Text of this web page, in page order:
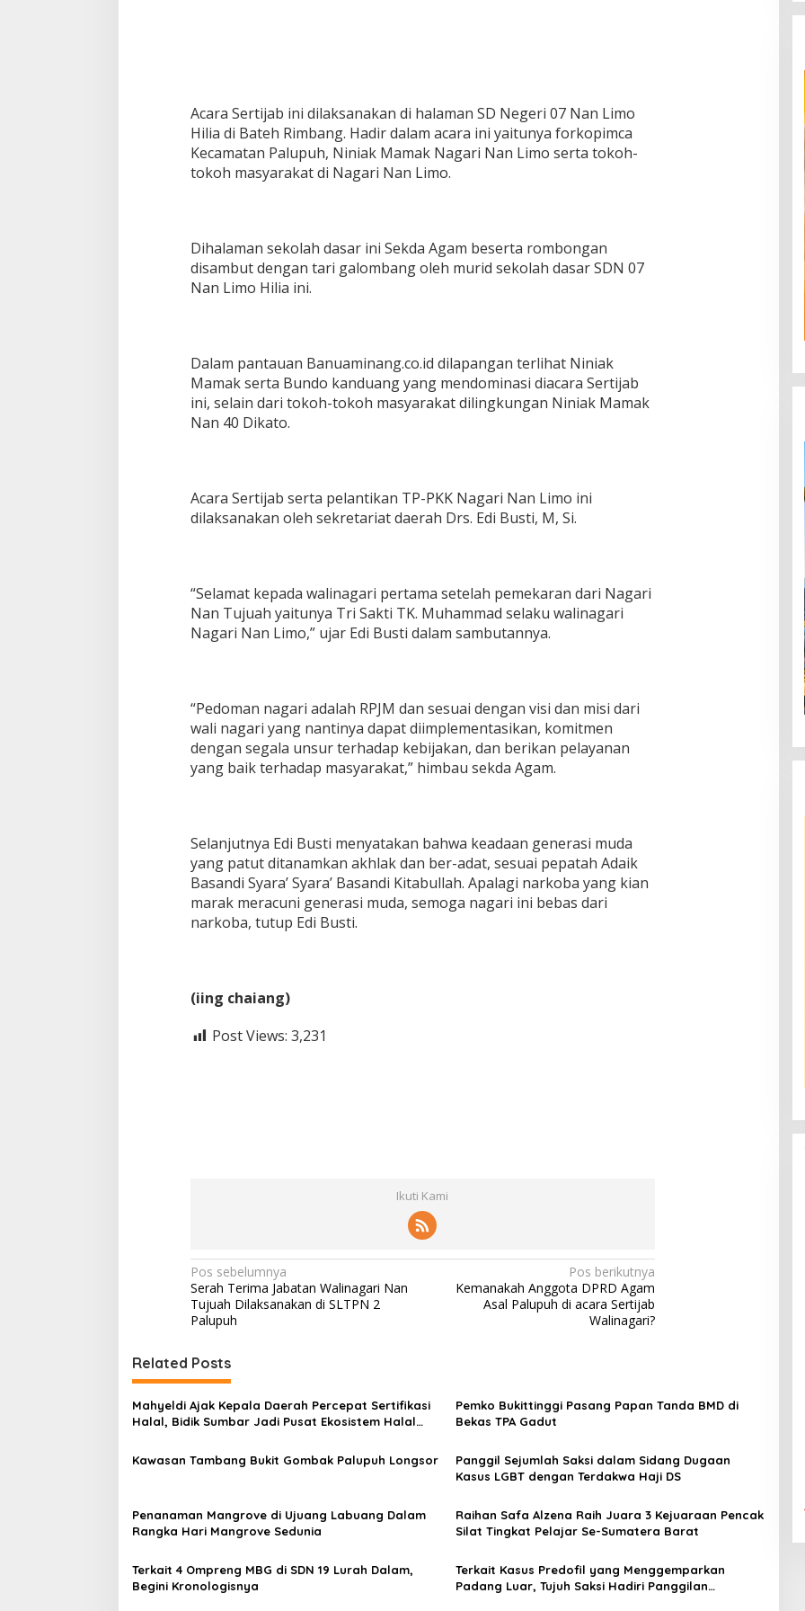
Acara Sertijab ini dilaksanakan di halaman SD Negeri 07 Nan Limo
Hilia di Bateh Rimbang. Hadir dalam acara ini yaitunya forkopimca
Kecamatan Palupuh, Niniak Mamak Nagari Nan Limo serta tokoh-
tokoh masyarakat di Nagari Nan Limo.
Dihalaman sekolah dasar ini Sekda Agam beserta rombongan
disambut dengan tari galombang oleh murid sekolah dasar SDN 07
Nan Limo Hilia ini.
Dalam pantauan Banuaminang.co.id dilapangan terlihat Niniak
Mamak serta Bundo kanduang yang mendominasi diacara Sertijab
ini, selain dari tokoh-tokoh masyarakat dilingkungan Niniak Mamak
Nan 40 Dikato.
Acara Sertijab serta pelantikan TP-PKK Nagari Nan Limo ini
dilaksanakan oleh sekretariat daerah Drs. Edi Busti, M, Si.
“Selamat kepada walinagari pertama setelah pemekaran dari Nagari
Nan Tujuah yaitunya Tri Sakti TK. Muhammad selaku walinagari
Nagari Nan Limo,” ujar Edi Busti dalam sambutannya.
“Pedoman nagari adalah RPJM dan sesuai dengan visi dan misi dari
wali nagari yang nantinya dapat diimplementasikan, komitmen
dengan segala unsur terhadap kebijakan, dan berikan pelayanan
yang baik terhadap masyarakat,” himbau sekda Agam.
Selanjutnya Edi Busti menyatakan bahwa keadaan generasi muda
yang patut ditanamkan akhlak dan ber-adat, sesuai pepatah Adaik
Basandi Syara’ Syara’ Basandi Kitabullah. Apalagi narkoba yang kian
marak meracuni generasi muda, semoga nagari ini bebas dari
narkoba, tutup Edi Busti.
(iing chaiang)
Post Views: 3,231
Ikuti Kami
N
a
v
i
g
a
s
i
s
Pos sebelumnya
Serah Terima Jabatan Walinagari Nan
Tujuah Dilaksanakan di SLTPN 2
Palupuh
Pos berikutnya
Kemanakah Anggota DPRD Agam
Asal Palupuh di acara Sertijab
Walinagari?
Related Posts
Mahyeldi Ajak Kepala Daerah Percepat Sertifikasi
Halal, Bidik Sumbar Jadi Pusat Ekosistem Halal
Pemko Bukittinggi Pasang Papan Tanda BMD di
Bekas TPA Gadut
Kawasan Tambang Bukit Gombak Palupuh Longsor
Panggil Sejumlah Saksi dalam Sidang Dugaan
Kasus LGBT dengan Terdakwa Haji DS
Penanaman Mangrove di Ujuang Labuang Dalam
Rangka Hari Mangrove Sedunia
Raihan Safa Alzena Raih Juara 3 Kejuaraan Pencak
Silat Tingkat Pelajar Se-Sumatera Barat
Terkait 4 Ompreng MBG di SDN 19 Lurah Dalam,
Begini Kronologisnya
Terkait Kasus Predofil yang Menggemparkan
Padang Luar, Tujuh Saksi Hadiri Panggilan